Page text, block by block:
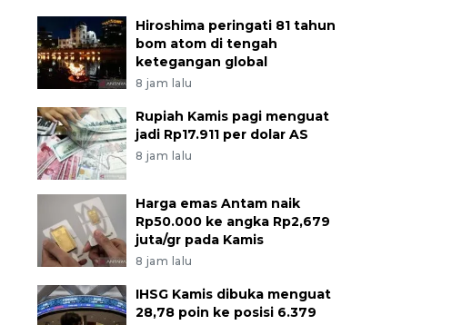
Hiroshima peringati 81 tahun
bom atom di tengah
ketegangan global
8 jam lalu
Rupiah Kamis pagi menguat
jadi Rp17.911 per dolar AS
8 jam lalu
Harga emas Antam naik
Rp50.000 ke angka Rp2,679
juta/gr pada Kamis
8 jam lalu
IHSG Kamis dibuka menguat
28,78 poin ke posisi 6.379